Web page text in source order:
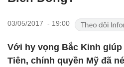
03/05/2017 - 19:00
Với hy vọng Bắc Kinh
Tiên, chính quyền Mỹ đã